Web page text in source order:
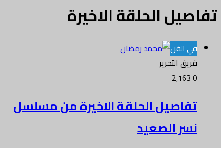
تفاصيل الحلقة الاخيرة
في الفن
فريق التحرير
0
تفاصيل الحلقة الاخيرة من مسلسل
نسر الصعيد